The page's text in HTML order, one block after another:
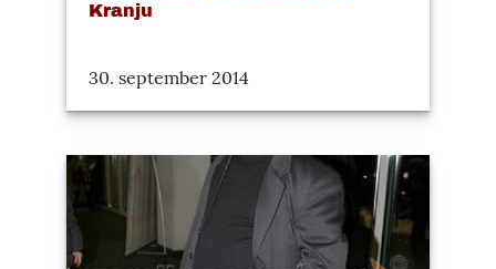
Kranju
30. september 2014